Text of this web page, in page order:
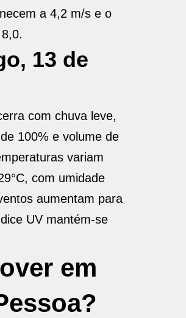
a 4,2 m/s e o
13 de
com chuva leve,
100% e volume de
variam
com umidade
aumentam para
UV mantém-se
em